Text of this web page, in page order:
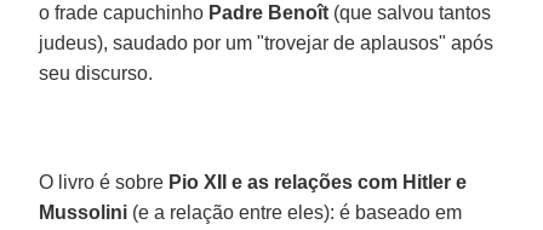
o frade capuchinho Padre Benoît (que salvou tantos
judeus), saudado por um "trovejar de aplausos" após
seu discurso.
O livro é sobre Pio XII e as relações com Hitler e
Mussolini (e a relação entre eles): é baseado em